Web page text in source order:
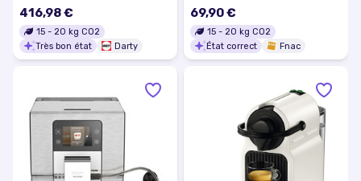
416,98 €
15 - 20 kg CO2
Très bon état
Darty
69,90 €
15 - 20 kg CO2
État correct
Fnac